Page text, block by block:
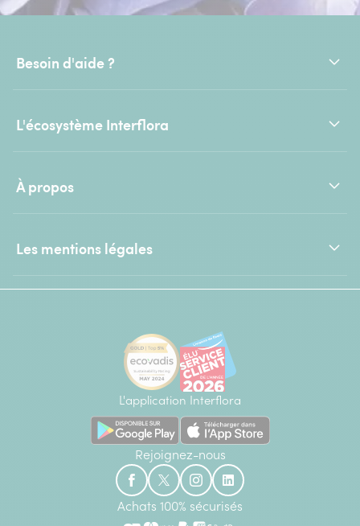
Besoin d'aide ?
L'écosystème Interflora
À propos
Les mentions légales
L'application Interflora
Rejoignez-nous
Achats 100% sécurisés